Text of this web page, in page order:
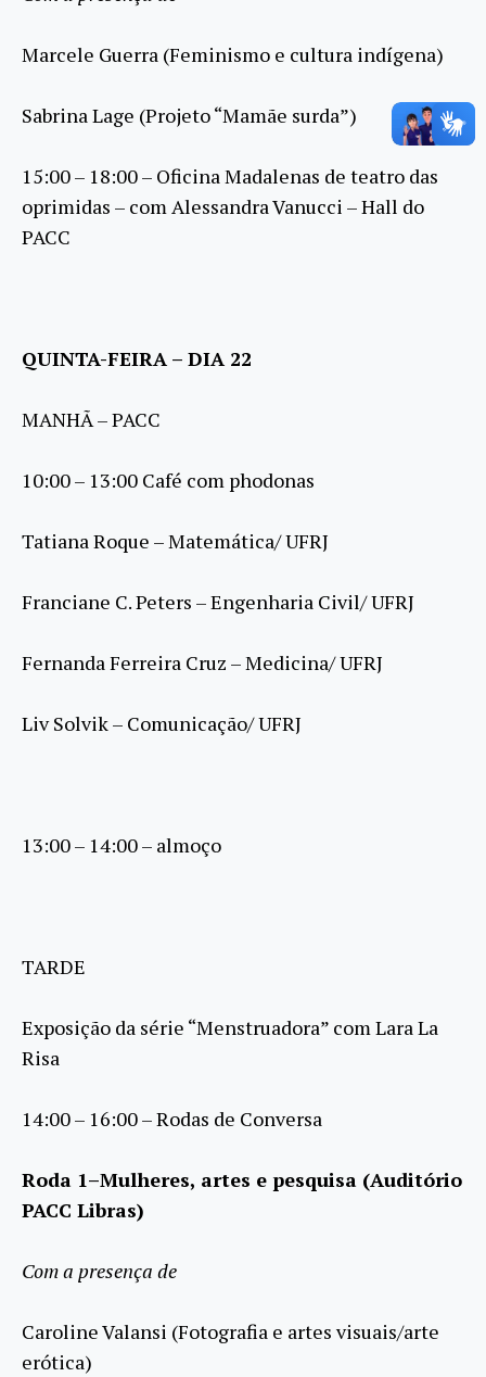
Marcele Guerra (Feminismo e cultura indígena)
Sabrina Lage (Projeto “Mamãe surda”)
15:00 – 18:00 – Oficina Madalenas de teatro das
oprimidas – com Alessandra Vanucci – Hall do
PACC
QUINTA-FEIRA – DIA 22
MANHÃ – PACC
10:00 – 13:00 Café com phodonas
Tatiana Roque – Matemática/ UFRJ
Franciane C. Peters – Engenharia Civil/ UFRJ
Fernanda Ferreira Cruz – Medicina/ UFRJ
Liv Solvik – Comunicação/ UFRJ
13:00 – 14:00 – almoço
TARDE
Exposição da série “Menstruadora” com Lara La
Risa
14:00 – 16:00 – Rodas de Conversa
Roda 1–Mulheres, artes e pesquisa (Auditório
PACC Libras)
Com a presença de
Caroline Valansi (Fotografia e artes visuais/arte
erótica)